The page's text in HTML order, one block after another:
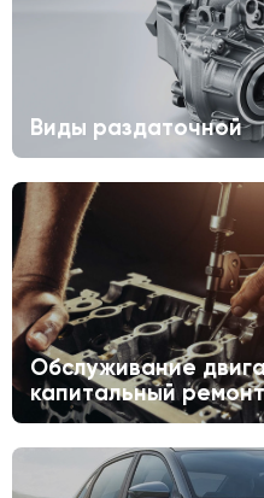
Виды раздаточной
Обслуживание
капитальный ремонт